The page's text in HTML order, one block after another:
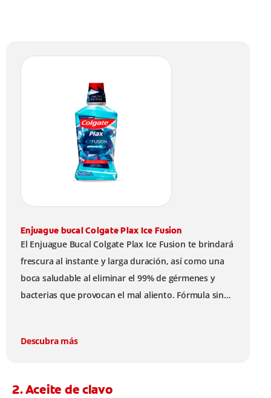
Enjuague bucal Colgate Plax Ice Fusion
El Enjuague Bucal Colgate Plax Ice Fusion te brindará
frescura al instante y larga duración, así como una
boca saludable al eliminar el 99% de gérmenes y
bacterias que provocan el mal aliento. Fórmula sin
Descubra más
2. Aceite de clavo